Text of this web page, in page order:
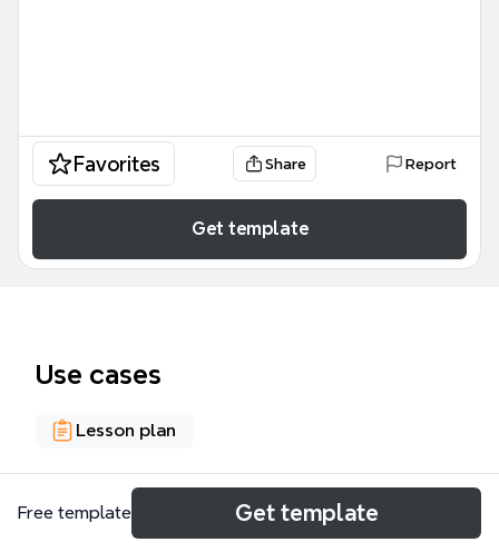
Favorites Share Report
Get template
Use cases
Lesson plan
About
Free template Get template